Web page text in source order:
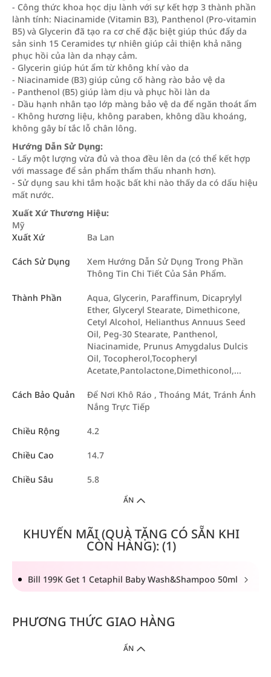
- Công thức khoa học dịu lành với sự kết hợp 3 thành phần
lành tính: Niacinamide (Vitamin B3), Panthenol (Pro-vitamin
B5) và Glycerin đã tạo ra cơ chế đặc biệt giúp thúc đẩy da
sản sinh 15 Ceramides tự nhiên giúp cải thiện khả năng
phục hồi của làn da nhạy cảm.
- Glycerin giúp hút ẩm từ không khí vào da
- Niacinamide (B3) giúp củng cố hàng rào bảo vệ da
- Panthenol (B5) giúp làm dịu và phục hồi làn da
- Dầu hạnh nhân tạo lớp màng bảo vệ da để ngăn thoát ẩm
- Không hương liệu, không paraben, không dầu khoáng,
không gây bí tắc lỗ chân lông.
Hướng Dẫn Sử Dụng:
- Lấy một lượng vừa đủ và thoa đều lên da (có thể kết hợp
với massage để sản phẩm thẩm thấu nhanh hơn).
- Sử dụng sau khi tắm hoặc bất khi nào thấy da có dấu hiệu
mất nước.
Xuất Xứ Thương Hiệu:
Mỹ
Xuất Xứ
Ba Lan
Cách Sử Dụng
Xem Hướng Dẫn Sử Dụng Trong Phần
Thông Tin Chi Tiết Của Sản Phẩm.
Thành Phần
Aqua, Glycerin, Paraffinum, Dicaprylyl
Ether, Glyceryl Stearate, Dimethicone,
Cetyl Alcohol, Helianthus Annuus Seed
Oil, Peg-30 Stearate, Panthenol,
Niacinamide, Prunus Amygdalus Dulcis
Oil, Tocopherol,Tocopheryl
Acetate,Pantolactone,Dimethiconol,...
Cách Bảo Quản
Để Nơi Khô Ráo , Thoáng Mát, Tránh Ánh
Nắng Trực Tiếp
Chiều Rộng 4.2
Chiều Cao 14.7
Chiều Sâu 5.8
ẨN
KHUYẾN MÃI (QUÀ TẶNG CÓ SẴN KHI
CÒN HÀNG): (1)
Bill 199K Get 1 Cetaphil Baby Wash&Shampoo 50ml
PHƯƠNG THỨC GIAO HÀNG
ẨN